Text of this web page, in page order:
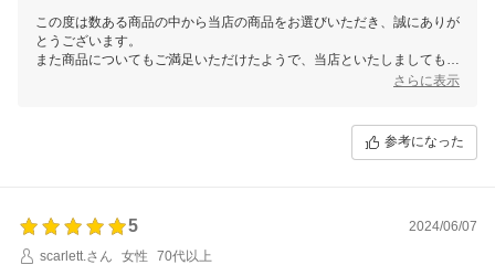
この度は数ある商品の中から当店の商品をお選びいただき、誠にありが
とうございます。
また商品についてもご満足いただけたようで、当店といたしましてもう
さらに表示
参考になった
5
2024/06/07
scarlett.さん
女性
70代以上